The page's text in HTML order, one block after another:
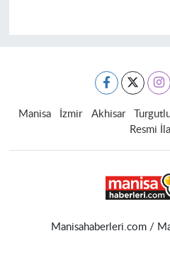
Manisa İzmir Akhisar
Resmi
Manisahaberleri.com /